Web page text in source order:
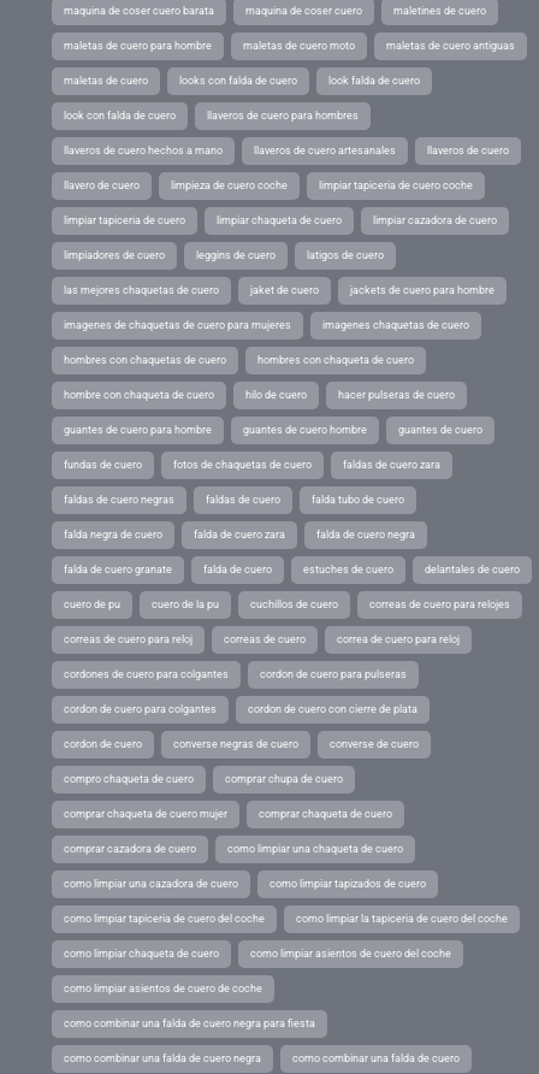
maquina de coser cuero barata maquina de coser cuero maletines de cuero
maletas de cuero para hombre maletas de cuero moto maletas de cuero antiguas
maletas de cuero looks con falda de cuero look falda de cuero
look con falda de cuero llaveros de cuero para hombres
llaveros de cuero hechos a mano llaveros de cuero artesanales llaveros de cuero
llavero de cuero limpieza de cuero coche limpiar tapiceria de cuero coche
limpiar tapiceria de cuero limpiar chaqueta de cuero limpiar cazadora de cuero
limpiadores de cuero leggins de cuero latigos de cuero
las mejores chaquetas de cuero jaket de cuero jackets de cuero para hombre
imagenes de chaquetas de cuero para mujeres imagenes chaquetas de cuero
hombres con chaquetas de cuero hombres con chaqueta de cuero
hombre con chaqueta de cuero hilo de cuero hacer pulseras de cuero
guantes de cuero para hombre guantes de cuero hombre guantes de cuero
fundas de cuero fotos de chaquetas de cuero faldas de cuero zara
faldas de cuero negras faldas de cuero falda tubo de cuero
falda negra de cuero falda de cuero zara falda de cuero negra
falda de cuero granate falda de cuero estuches de cuero delantales de cuero
cuero de pu cuero de la pu cuchillos de cuero correas de cuero para relojes
correas de cuero para reloj correas de cuero correa de cuero para reloj
cordones de cuero para colgantes cordon de cuero para pulseras
cordon de cuero para colgantes cordon de cuero con cierre de plata
cordon de cuero converse negras de cuero converse de cuero
compro chaqueta de cuero comprar chupa de cuero
comprar chaqueta de cuero mujer comprar chaqueta de cuero
comprar cazadora de cuero como limpiar una chaqueta de cuero
como limpiar una cazadora de cuero como limpiar tapizados de cuero
como limpiar tapiceria de cuero del coche como limpiar la tapiceria de cuero del coche
como limpiar chaqueta de cuero como limpiar asientos de cuero del coche
como limpiar asientos de cuero de coche
como combinar una falda de cuero negra para fiesta
como combinar una falda de cuero negra como combinar una falda de cuero